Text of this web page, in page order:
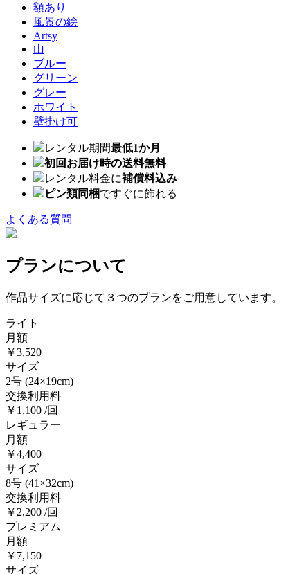
額あり
風景の絵
Artsy
山
ブルー
グリーン
グレー
ホワイト
壁掛け可
レンタル期間最低1か月
初回お届け時の送料無料
レンタル料金に補償料込み
ピン類同梱ですぐに飾れる
よくある質問
プランについて
作品サイズに応じて３つのプランをご用意しています。
ライト
月額
￥3,520
サイズ
2号 (24×19cm)
交換利用料
￥1,100 /回
レギュラー
月額
￥4,400
サイズ
8号 (41×32cm)
交換利用料
￥2,200 /回
プレミアム
月額
￥7,150
サイズ